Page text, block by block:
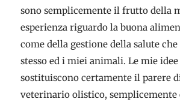
sono semplicemente il frutto della
esperienza riguardo la buona
come della gestione della salute
stesso ed i miei animali. Le mie
sostituiscono certamente il parere
veterinario olistico, semplicemente